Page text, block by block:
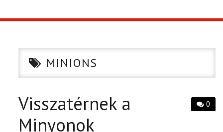
CIKK
PÓLÓ RENDELÉS
MINIONS
0
Visszatérnek a
Minyonok